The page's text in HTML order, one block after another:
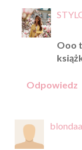
Ooo
Odpowiedz